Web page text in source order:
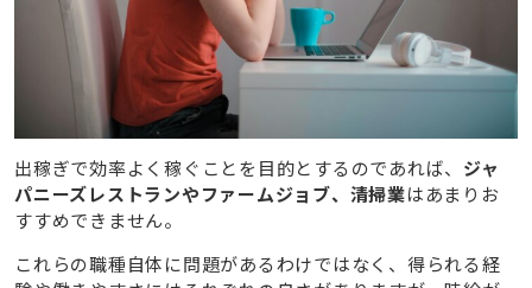
出稼ぎで効率よく稼ぐことを目的とするのであれば、 ジャ
パニーズレストランやファームジョブ、清掃業はあまりお
すすめできません。
これらの職種自体に問題があるわけではなく、得られる経